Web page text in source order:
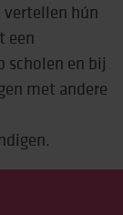
hún
een
scholen en bij
met andere